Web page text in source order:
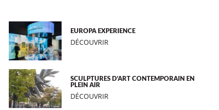
EUROPA EXPERIENCE
DÉCOUVRIR
SCULPTURES D’ART CONTEMPORAIN EN
PLEIN AIR
DÉCOUVRIR